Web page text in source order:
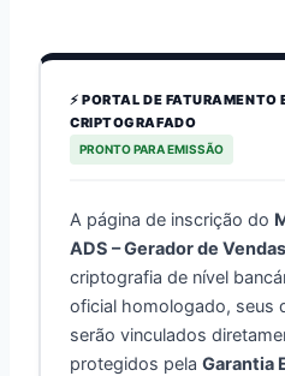
⚡ PORTAL DE
CRIPTOGRAFADO
PRONTO PARA EMISSÃO
A página de inscrição do
ADS – Gerador de
criptografia de nível
oficial homologado, seus
serão vinculados
protegidos pela Garantia